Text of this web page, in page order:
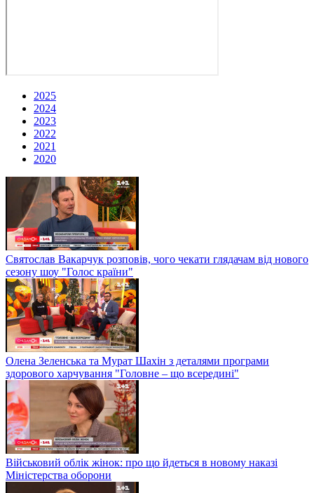
2025
2024
2023
2022
2021
2020
Святослав Вакарчук розповів, чого чекати глядачам від нового
сезону шоу "Голос країни"
Олена Зеленська та Мурат Шахін з деталями програми
здорового харчування "Головне – що всередині"
Військовий облік жінок: про що йдеться в новому наказі
Міністерства оборони